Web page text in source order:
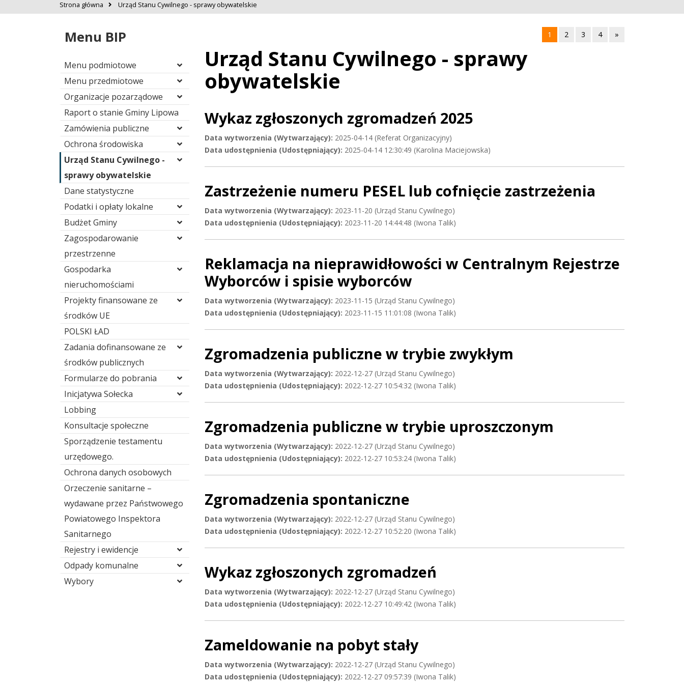
Strona główna Urząd Stanu Cywilnego - sprawy obywatelskie
Menu BIP
Menu podmiotowe
Menu przedmiotowe
Organizacje pozarządowe
Raport o stanie Gminy Lipowa
Zamówienia publiczne
Ochrona środowiska
Urząd Stanu Cywilnego -
sprawy obywatelskie
Dane statystyczne
Podatki i opłaty lokalne
Budżet Gminy
Zagospodarowanie
przestrzenne
Gospodarka
nieruchomościami
Projekty finansowane ze
środków UE
POLSKI ŁAD
Zadania dofinansowane ze
środków publicznych
Formularze do pobrania
Inicjatywa Sołecka
Lobbing
Konsultacje społeczne
Sporządzenie testamentu
urzędowego.
Ochrona danych osobowych
Orzeczenie sanitarne –
wydawane przez Państwowego
Powiatowego Inspektora
Sanitarnego
Rejestry i ewidencje
Odpady komunalne
Wybory
1 2 3 4 »
Urząd Stanu Cywilnego - sprawy
obywatelskie
Wykaz zgłoszonych zgromadzeń 2025
Data wytworzenia (Wytwarzający): 2025-04-14 (Referat Organizacyjny)
Data udostępnienia (Udostępniający): 2025-04-14 12:30:49 (Karolina Maciejowska)
Zastrzeżenie numeru PESEL lub cofnięcie zastrzeżenia
Data wytworzenia (Wytwarzający): 2023-11-20 (Urząd Stanu Cywilnego)
Data udostępnienia (Udostępniający): 2023-11-20 14:44:48 (Iwona Talik)
Reklamacja na nieprawidłowości w Centralnym Rejestrze
Wyborców i spisie wyborców
Data wytworzenia (Wytwarzający): 2023-11-15 (Urząd Stanu Cywilnego)
Data udostępnienia (Udostępniający): 2023-11-15 11:01:08 (Iwona Talik)
Zgromadzenia publiczne w trybie zwykłym
Data wytworzenia (Wytwarzający): 2022-12-27 (Urząd Stanu Cywilnego)
Data udostępnienia (Udostępniający): 2022-12-27 10:54:32 (Iwona Talik)
Zgromadzenia publiczne w trybie uproszczonym
Data wytworzenia (Wytwarzający): 2022-12-27 (Urząd Stanu Cywilnego)
Data udostępnienia (Udostępniający): 2022-12-27 10:53:24 (Iwona Talik)
Zgromadzenia spontaniczne
Data wytworzenia (Wytwarzający): 2022-12-27 (Urząd Stanu Cywilnego)
Data udostępnienia (Udostępniający): 2022-12-27 10:52:20 (Iwona Talik)
Wykaz zgłoszonych zgromadzeń
Data wytworzenia (Wytwarzający): 2022-12-27 (Urząd Stanu Cywilnego)
Data udostępnienia (Udostępniający): 2022-12-27 10:49:42 (Iwona Talik)
Zameldowanie na pobyt stały
Data wytworzenia (Wytwarzający): 2022-12-27 (Urząd Stanu Cywilnego)
Data udostępnienia (Udostępniający): 2022-12-27 09:57:39 (Iwona Talik)